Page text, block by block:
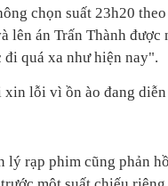
chọn suất 23h20
lên án Trấn Thành
quá xa như hiện nay".
xin lỗi vì ồn ào đang
lý rạp phim cũng phản